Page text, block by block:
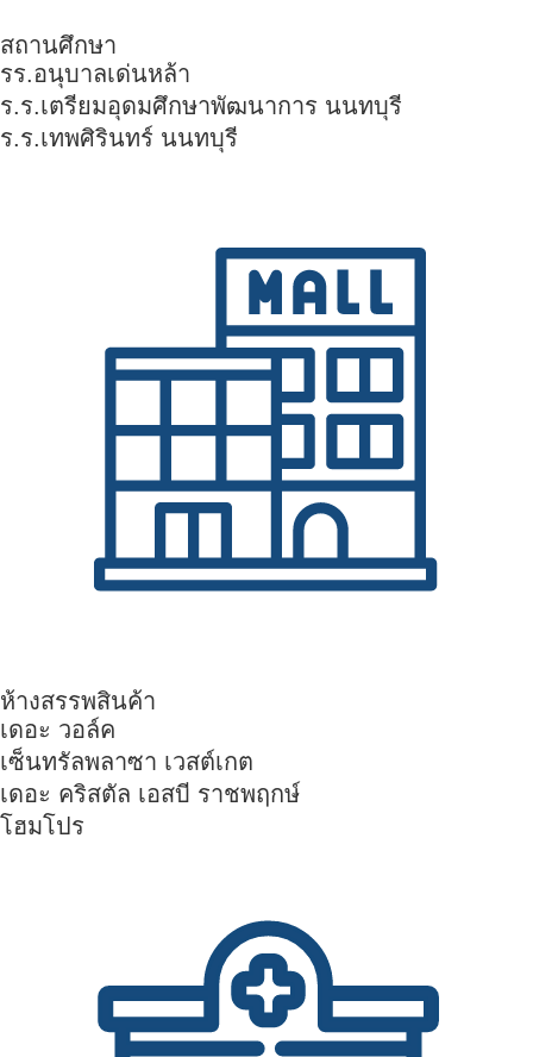
สถานศึกษา
รร.อนุบาลเด่นหล้า
ร.ร.เตรียมอุดมศึกษาพัฒนาการ นนทบุรี
ร.ร.เทพศิรินทร์ นนทบุรี
ห้างสรรพสินค้า
เดอะ วอล์ค
เซ็นทรัลพลาซา เวสต์เกต
เดอะ คริสตัล เอสบี ราชพฤกษ์
โฮมโปร